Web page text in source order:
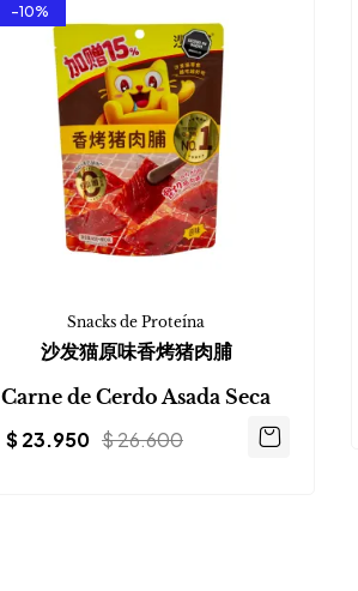
-10%
Snacks de Proteína
沙发猫原味香烤猪肉脯
Carne de Cerdo Asada Seca
$26.600
$23.950